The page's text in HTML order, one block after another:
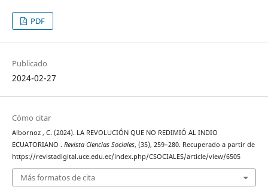
PDF
Publicado
2024-02-27
Cómo citar
Albornoz , C. (2024). LA REVOLUCIÓN QUE NO REDIMIÓ AL INDIO
ECUATORIANO . Revista Ciencias Sociales, (35), 259–280. Recuperado a partir de
https://revistadigital.uce.edu.ec/index.php/CSOCIALES/article/view/6505
Más formatos de cita